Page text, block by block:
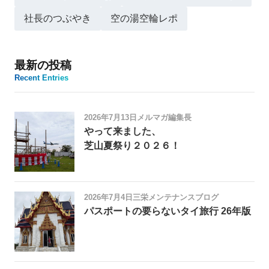
社長のつぶやき 空の湯空輪レポ
最新の投稿
Recent Entries
2026年7月13日 メルマガ編集長
やって来ました、
芝山夏祭り２０２６！
2026年7月4日 三栄メンテナンスブログ
パスポートの要らないタイ旅行 26年版